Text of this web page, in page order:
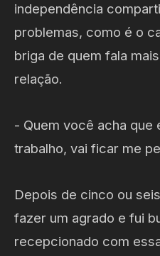
independência
problemas, como é o
briga de quem fala
relação.
- Quem você acha que
trabalho, vai ficar me
Depois de cinco ou
fazer um agrado e fui
recepcionado com